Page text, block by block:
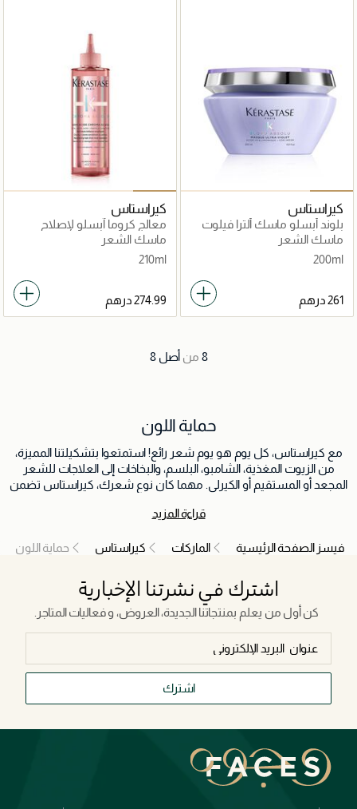
كيراستاس
بلوند أبسلو ماسك ألترا فيلوت
البنفسجي 200مل
ماسك الشعر
200ml
كيراستاس
معالج كروما آبسلو لإصلاح
الشعر المتحسس والمصبوغ
ماسك الشعر
210ml
8 من أصل 8
حماية اللون
مع كيراستاس، كل يوم هو يوم شعر رائع! استمتعوا بتشكيلتنا المميزة،
من الزيوت المغذية، الشامبو، البلسم، والبخاخات إلى العلاجات للشعر
المجعد أو المستقيم أو الكيرلي. مهما كان نوع شعرك، كيراستاس تضمن
قراءة المزيد
فيسز الصفحة الرئيسية الماركات كيراستاس حماية اللون
اشترك في نشرتنا الإخبارية
كن أول من يعلم بمنتجاتنا الجديدة، العروض، و فعاليات المتاجر.
اشترك